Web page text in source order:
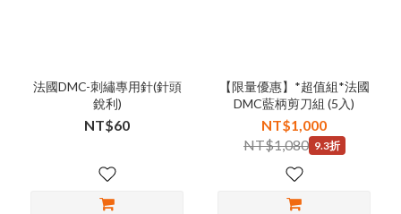
法國DMC-刺繡專用針(針頭
銳利)
NT$60
【限量優惠】*超值組*法國
DMC藍柄剪刀組 (5入)
NT$1,000
NT$1,080 9.3折